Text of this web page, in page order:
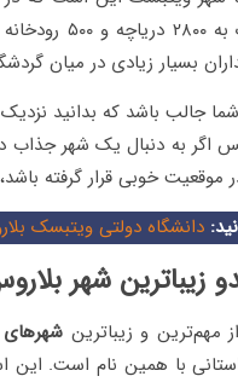
شهر
بسیار زیادی در میان
اگر به دنبال یک شهر جذاب
موقعیت خوبی قرار گرفته
دانشگاه دولتی ویتبسک
مهم‌ترین و زیباترین
با همین نام است. این